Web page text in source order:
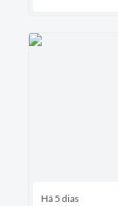
Há 5 dias